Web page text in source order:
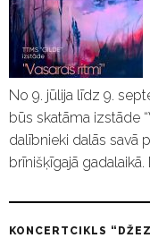
No 9. jūlija līdz 9.
būs skatāma izstāde
dalībnieki dalās savā
brīnišķīgajā gadalaikā.
KONCERTCIKLS